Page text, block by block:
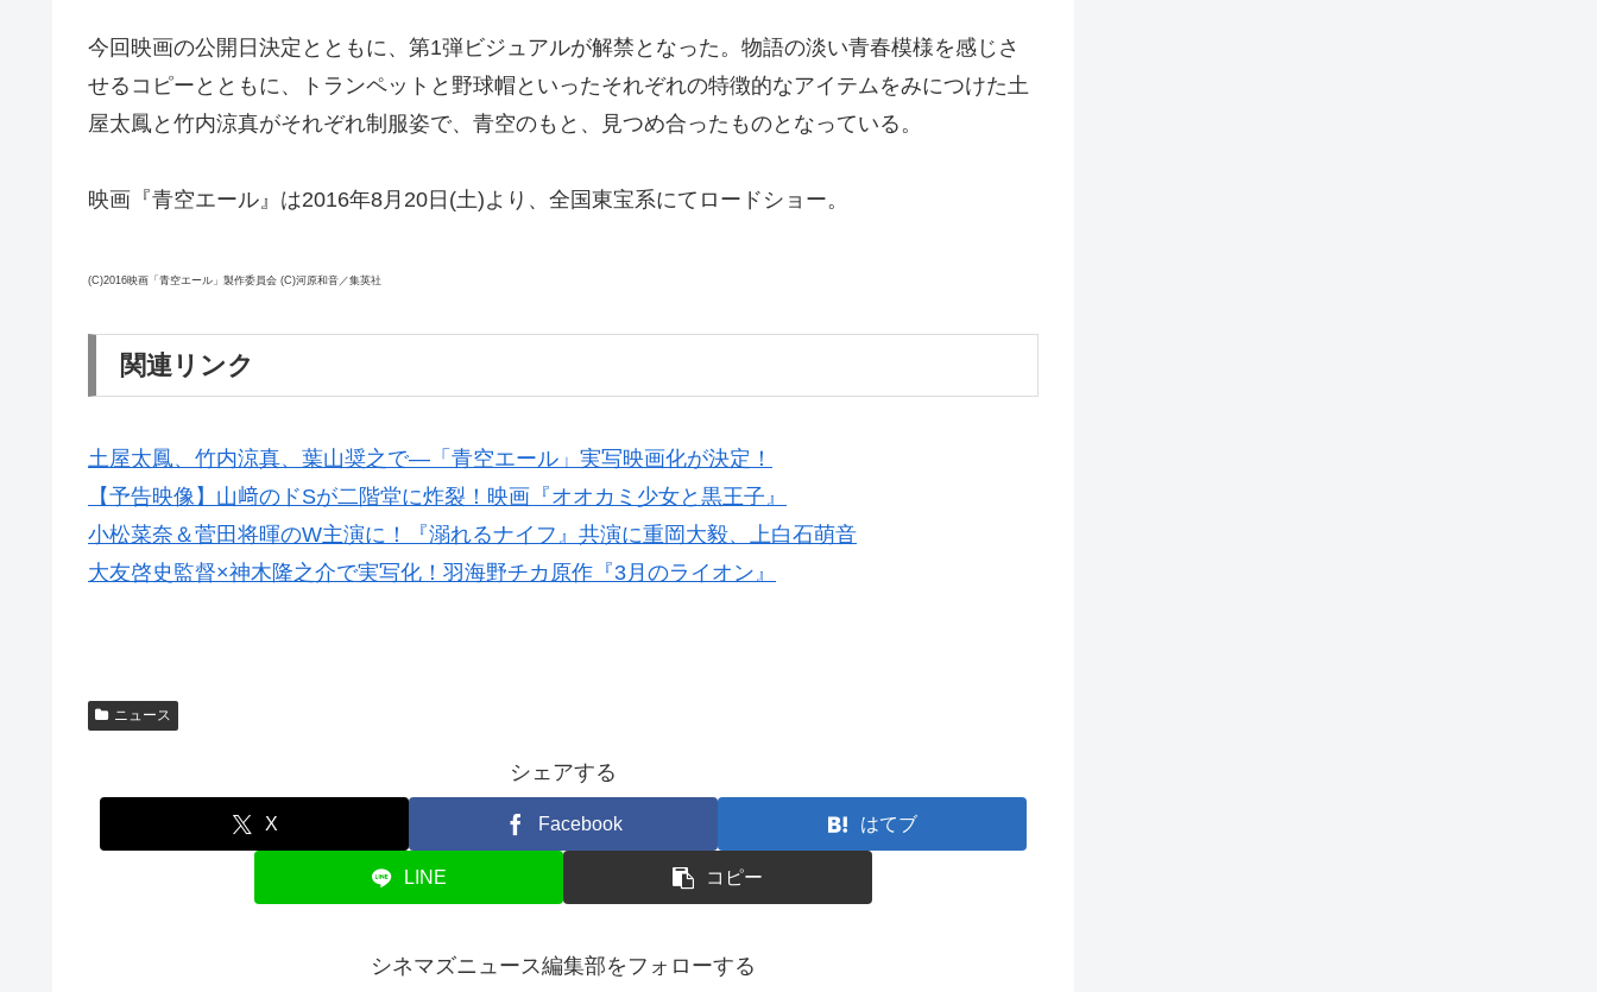
今回映画の公開日決定とともに、第1弾ビジュアルが解禁となった。物語の淡い青春模様を感じさ
せるコピーとともに、トランペットと野球帽といったそれぞれの特徴的なアイテムをみにつけた土
屋太鳳と竹内涼真がそれぞれ制服姿で、青空のもと、見つめ合ったものとなっている。
映画『青空エール』は2016年8月20日(土)より、全国東宝系にてロードショー。
(C)2016映画「青空エール」製作委員会 (C)河原和音／集英社
関連リンク
土屋太鳳、竹内涼真、葉山奨之で―「青空エール」実写映画化が決定！
【予告映像】山﨑のドSが二階堂に炸裂！映画『オオカミ少女と黒王子』
小松菜奈＆菅田将暉のW主演に！『溺れるナイフ』共演に重岡大毅、上白石萌音
大友啓史監督×神木隆之介で実写化！羽海野チカ原作『3月のライオン』
ニュース
シェアする
X Facebook はてブ
LINE コピー
シネマズニュース編集部をフォローする